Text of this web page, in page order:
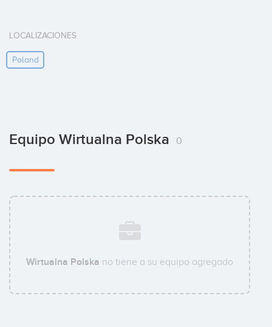
LOCALIZACIONES
Poland
Equipo Wirtualna Polska 0
Wirtualna Polska no tiene a su equipo agregado